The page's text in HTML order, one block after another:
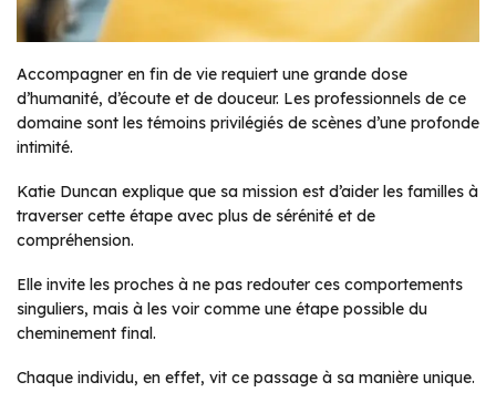
Accompagner en fin de vie requiert une grande dose
d’humanité, d’écoute et de douceur. Les professionnels de ce
domaine sont les témoins privilégiés de scènes d’une profonde
intimité.
Katie Duncan explique que sa mission est d’aider les familles à
traverser cette étape avec plus de sérénité et de
compréhension.
Elle invite les proches à ne pas redouter ces comportements
singuliers, mais à les voir comme une étape possible du
cheminement final.
Chaque individu, en effet, vit ce passage à sa manière unique.